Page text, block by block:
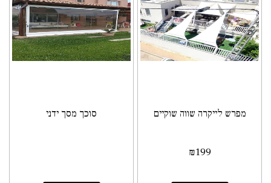
מפרש לייקרה שווה שוקיים
₪199
סוכך מסך ידני